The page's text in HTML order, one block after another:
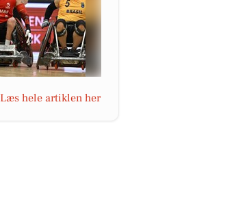
Læs hele artiklen her